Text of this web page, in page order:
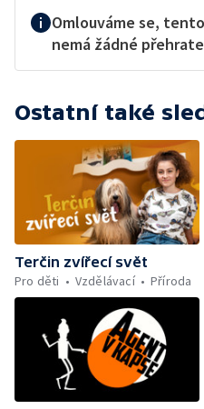
Omlouváme se,
nemá žádné
Ostatní také
Terčin zvířecí svět
Pro děti
Vzdělávací Příroda